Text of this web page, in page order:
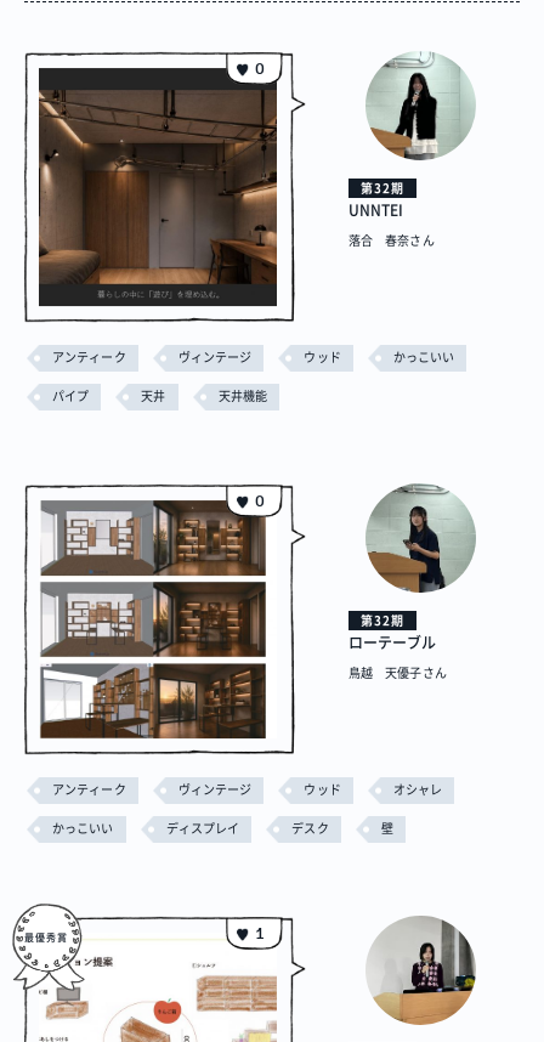
0
第32期
UNNTEI
落合 春奈さん
アンティーク ヴィンテージ ウッド かっこいい
パイプ 天井 天井機能
0
第32期
ローテーブル
鳥越 天優子さん
アンティーク ヴィンテージ ウッド オシャレ
かっこいい ディスプレイ デスク 壁
1